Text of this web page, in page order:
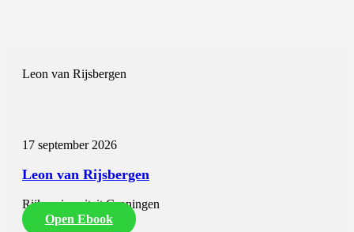
Leon van Rijsbergen
17 september 2026
Leon van Rijsbergen
Rijksuniversiteit Groningen
Open Ebook